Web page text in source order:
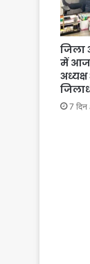
जिला
में आज
7